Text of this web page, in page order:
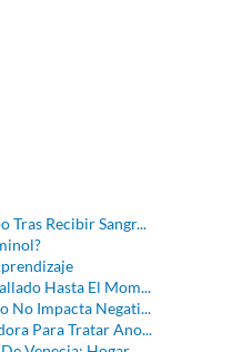
Tras Recibir Sangr...
Hasta El Mom...
No Impacta Negati...
Para Tratar Ano...